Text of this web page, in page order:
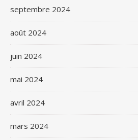
septembre 2024
août 2024
juin 2024
mai 2024
avril 2024
mars 2024